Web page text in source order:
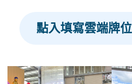
點入填寫雲端牌位